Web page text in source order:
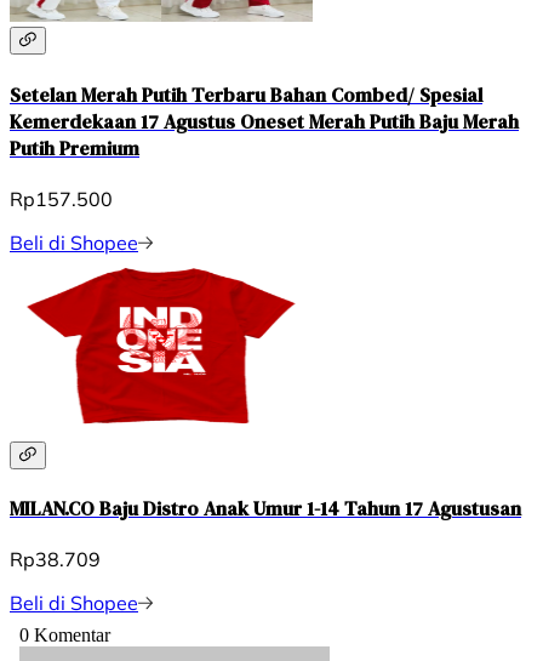
Setelan Merah Putih Terbaru Bahan Combed/ Spesial
Kemerdekaan 17 Agustus Oneset Merah Putih Baju Merah
Putih Premium
Rp157.500
Beli di Shopee
MILAN.CO Baju Distro Anak Umur 1-14 Tahun 17 Agustusan
Rp38.709
Beli di Shopee